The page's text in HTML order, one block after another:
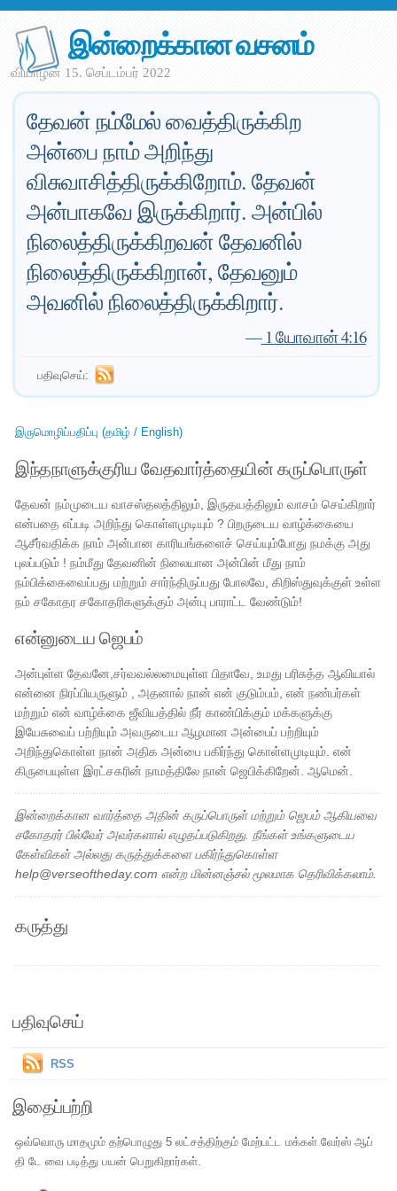
இன்றைக்கான வசனம்
வியாழன் 15. செப்டம்பர் 2022
தேவன் நம்மேல் வைத்திருக்கிற
அன்பை நாம் அறிந்து
விசுவாசித்திருக்கிறோம். தேவன்
அன்பாகவே இருக்கிறார். அன்பில்
நிலைத்திருக்கிறவன் தேவனில்
நிலைத்திருக்கிறான், தேவனும்
அவனில் நிலைத்திருக்கிறார்.
—1 யோவான் 4:16
பதிவுசெய்:
இருமொழிப்பதிப்பு (தமிழ் / English)
இந்தநாளுக்குரிய வேதவார்த்தையின் கருப்பொருள்
தேவன் நம்முடைய வாசஸ்தலத்திலும், இருதயத்திலும் வாசம் செய்கிறார்
என்பதை எப்படி அறிந்து கொள்ளமுடியும் ? பிறருடைய வாழ்க்கையை
ஆசீர்வதிக்க நாம் அன்பான காரியங்களைச் செய்யும்போது நமக்கு அது
புலப்படும் ! நம்மீது தேவனின் நிலையான அன்பின் மீது நாம்
நம்பிக்கைவைப்பது மற்றும் சார்ந்திருப்பது போலவே, கிறிஸ்துவுக்குள் உள்ள
நம் சகோதர சகோதரிகளுக்கும் அன்பு பாராட்ட வேண்டும்!
என்னுடைய ஜெபம்
அன்புள்ள தேவனே,சர்வவல்லமையுள்ள பிதாவே, உமது பரிசுத்த ஆவியால்
என்னை நிரப்பியருளும் , அதனால் நான் என் குடும்பம், என் நண்பர்கள்
மற்றும் என் வாழ்க்கை ஜீவியத்தில் நீர் காண்பிக்கும் மக்களுக்கு
இயேசுவைப் பற்றியும் அவருடைய ஆழமான அன்பைப் பற்றியும்
அறிந்துகொள்ள நான் அதிக அன்பை பகிர்ந்து கொள்ளமுடியும். என்
கிருபையுள்ள இரட்சகரின் நாமத்திலே நான் ஜெபிக்கிறேன். ஆமென்.
இன்றைக்கான வார்த்தை அதின் கருப்பொருள் மற்றும் ஜெபம் ஆகியவை
சகோதரர் பில்வேர் அவர்களால் எழுதப்படுகிறது. நீங்கள் உங்களுடைய
கேள்விகள் அல்லது கருத்துக்களை பகிர்ந்துகொள்ள
help@verseoftheday.com என்ற மின்னஞ்சல் மூலமாக தெரிவிக்கலாம்.
கருத்து
பதிவுசெய்
RSS
இதைப்பற்றி
ஒவ்வொரு மாதமும் தற்பொழுது 5 லட்சத்திற்கும் மேற்பட்ட மக்கள் வேர்ஸ் ஆப்
தி டே வை படித்து பயன் பெறுகிறார்கள்.